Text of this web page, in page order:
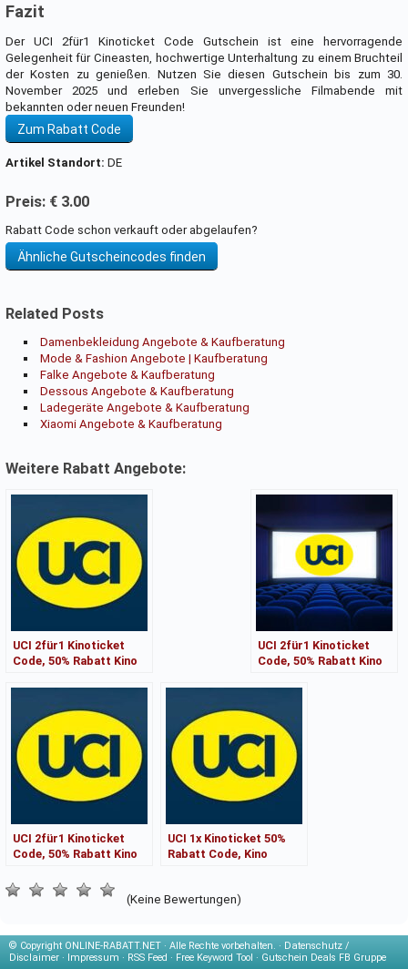
Fazit
Der UCI 2für1 Kinoticket Code Gutschein ist eine hervorragende
Gelegenheit für Cineasten, hochwertige Unterhaltung zu einem Bruchteil
der Kosten zu genießen. Nutzen Sie diesen Gutschein bis zum 30.
November 2025 und erleben Sie unvergessliche Filmabende mit
bekannten oder neuen Freunden!
Zum Rabatt Code
Artikel Standort: DE
Preis: € 3.00
Rabatt Code schon verkauft oder abgelaufen?
Ähnliche Gutscheincodes finden
Related Posts
Damenbekleidung Angebote & Kaufberatung
Mode & Fashion Angebote | Kaufberatung
Falke Angebote & Kaufberatung
Dessous Angebote & Kaufberatung
Ladegeräte Angebote & Kaufberatung
Xiaomi Angebote & Kaufberatung
Weitere Rabatt Angebote:
UCI 2für1 Kinoticket
Code, 50% Rabatt Kino
UCI 2für1 Kinoticket
Code, 50% Rabatt Kino
29.06
UCI 2für1 Kinoticket
Code, 50% Rabatt Kino
UCI 1x Kinoticket 50%
Rabatt Code, Kino
(Keine Bewertungen)
© Copyright ONLINE-RABATT.NET · Alle Rechte vorbehalten. · Datenschutz /
Disclaimer · Impressum · RSS Feed · Free Keyword Tool · Gutschein Deals FB Gruppe